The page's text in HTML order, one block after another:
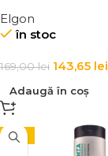
Elgon
în stoc
169,00lei 143,65 lei
Adaugă în coș
-15%